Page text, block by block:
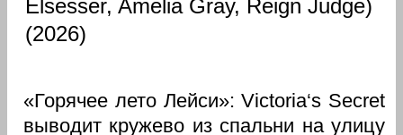
Elsesser, Amelia Gray, Reign Judge)
(2026)
«Горячее лето Лейси»: Victoria‘s Secret
выводит кружево из спальни на улицу